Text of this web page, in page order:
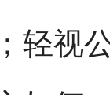
轻视